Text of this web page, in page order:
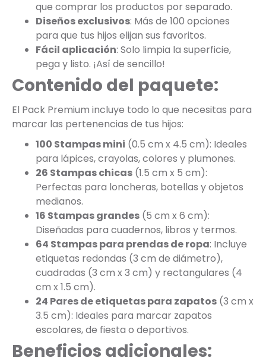
que comprar los productos por separado.
Diseños exclusivos: Más de 100 opciones
para que tus hijos elijan sus favoritos.
Fácil aplicación: Solo limpia la superficie,
pega y listo. ¡Así de sencillo!
Contenido del paquete:
El Pack Premium incluye todo lo que necesitas para
marcar las pertenencias de tus hijos:
100 Stampas mini (0.5 cm x 4.5 cm): Ideales
para lápices, crayolas, colores y plumones.
26 Stampas chicas (1.5 cm x 5 cm):
Perfectas para loncheras, botellas y objetos
medianos.
16 Stampas grandes (5 cm x 6 cm):
Diseñadas para cuadernos, libros y termos.
64 Stampas para prendas de ropa: Incluye
etiquetas redondas (3 cm de diámetro),
cuadradas (3 cm x 3 cm) y rectangulares (4
cm x 1.5 cm).
24 Pares de etiquetas para zapatos (3 cm x
3.5 cm): Ideales para marcar zapatos
escolares, de fiesta o deportivos.
Beneficios adicionales: